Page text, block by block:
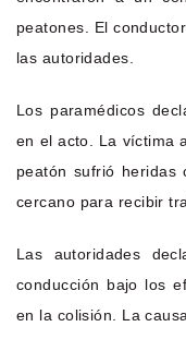
peatones. El
las autoridades.
Los paramédicos
en el acto. La víctima
peatón sufrió
cercano para recibir
Las autoridades
conducción bajo los
en la colisión. La